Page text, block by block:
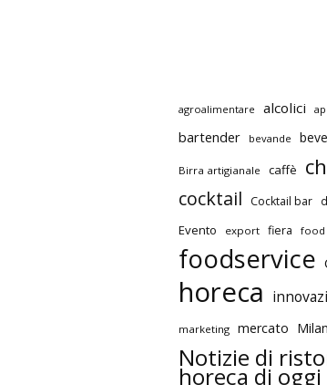
agroalimentare alcolici
bartender bevande
Birra artigianale caffè
cocktail Cocktail bar
Evento export fiera food
foodservice
horeca
marketing mercato
Notizie di
horeca di oggi